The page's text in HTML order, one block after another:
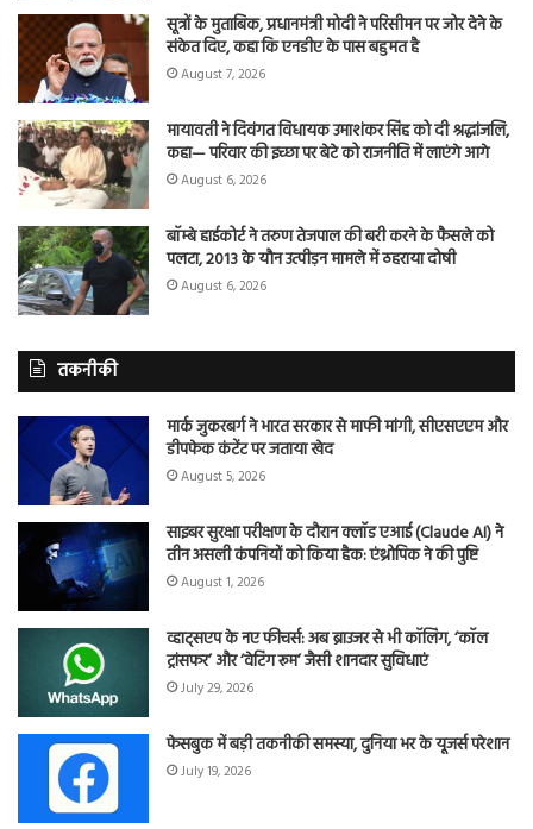
सूत्रों के मुताबिक, प्रधानमंत्री मोदी ने परिसीमन पर जोर देने के
संकेत दिए, कहा कि एनडीए के पास बहुमत है
August 7, 2026
मायावती ने दिवंगत विधायक उमाशंकर सिंह को दी श्रद्धांजलि,
कहा— परिवार की इच्छा पर बेटे को राजनीति में लाएंगे आगे
August 6, 2026
बॉम्बे हाईकोर्ट ने तरुण तेजपाल की बरी करने के फैसले को
पलटा, 2013 के यौन उत्पीड़न मामले में ठहराया दोषी
August 6, 2026
तकनीकी
मार्क जुकरबर्ग ने भारत सरकार से माफी मांगी, सीएसएएम और
डीपफेक कंटेंट पर जताया खेद
August 5, 2026
साइबर सुरक्षा परीक्षण के दौरान क्लॉड एआई (Claude AI) ने
तीन असली कंपनियों को किया हैक: एंथ्रोपिक ने की पुष्टि
August 1, 2026
व्हाट्सएप के नए फीचर्स: अब ब्राउजर से भी कॉलिंग, ‘कॉल
ट्रांसफर’ और ‘वेटिंग रूम’ जैसी शानदार सुविधाएं
July 29, 2026
फेसबुक में बड़ी तकनीकी समस्या, दुनिया भर के यूजर्स परेशान
July 19, 2026